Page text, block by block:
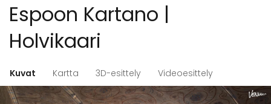
Ilmoita kohteesi
Espoon Kartano |
Holvikaari
Kuvat Kartta 3D-esittely Videoesittely